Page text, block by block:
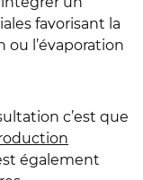
favorisant la
ou l’évaporation
c’est que
également